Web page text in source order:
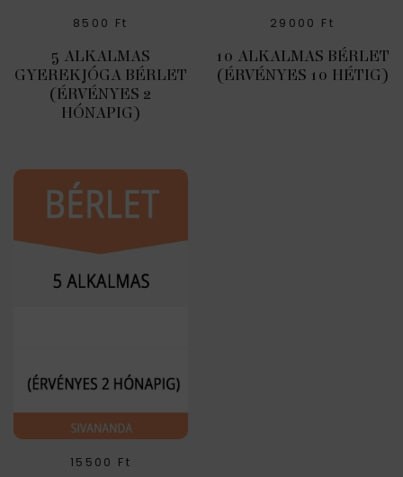
8500 Ft
5 ALKALMAS
GYEREKJÓGA BÉRLET
(ÉRVÉNYES 2
HÓNAPIG)
29000 Ft
10 ALKALMAS BÉRLET
(ÉRVÉNYES 10 HÉTIG)
15500 Ft